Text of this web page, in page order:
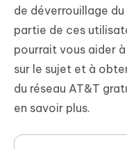
de déverrouillage
partie de ces
pourrait vous aider
sur le sujet et à
du réseau AT&T
en savoir plus.